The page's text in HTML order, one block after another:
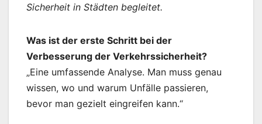
Sicherheit in Städten begleitet.
Was ist der erste Schritt bei der
Verbesserung der Verkehrssicherheit?
„Eine umfassende Analyse. Man muss genau
wissen, wo und warum Unfälle passieren,
bevor man gezielt eingreifen kann.“